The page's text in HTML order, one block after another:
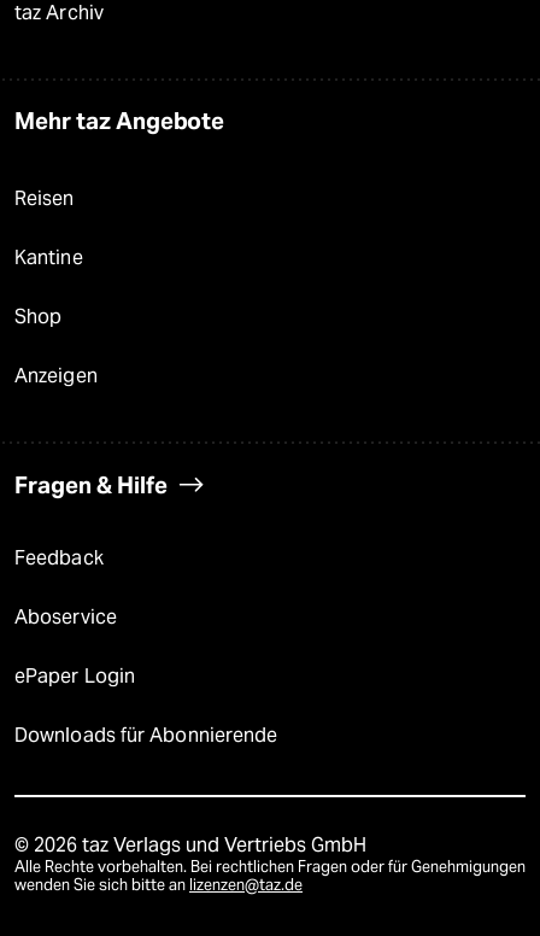
taz Archiv
Mehr taz Angebote
Reisen
Kantine
Shop
Anzeigen
Fragen & Hilfe
Feedback
Aboservice
ePaper Login
Downloads für Abonnierende
© 2026 taz Verlags und Vertriebs GmbH
Alle Rechte vorbehalten. Bei rechtlichen Fragen oder für Genehmigungen
wenden Sie sich bitte an lizenzen@taz.de